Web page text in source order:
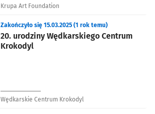
Krupa Art Foundation
20. urodziny Wędkarskiego Centrum
Krokodyl
Zakończyło się 15.03.2025 (1 rok temu)
Wędkarskie Centrum Krokodyl